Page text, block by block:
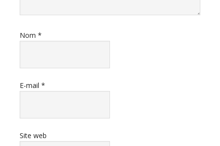
Nom *
E-mail *
Site web